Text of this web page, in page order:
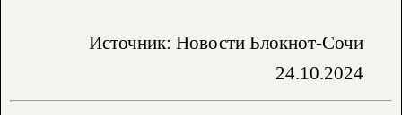
Источник: Новости Блокнот-Сочи
24.10.2024